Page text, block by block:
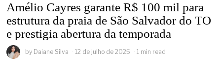
Amélio Cayres garante R$ 100 mil para
estrutura da praia de São Salvador do TO
e prestigia abertura da temporada
by Daiane Silva 12 de julho de 2025 1 min read